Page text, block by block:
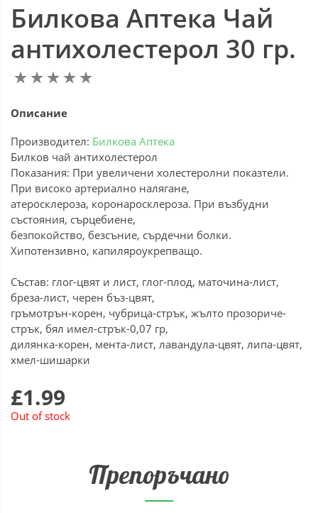
Билкова Аптека Чай
антихолестерол 30 гр.
Описание
Производител: Билкова Аптека
Билков чай антихолестерол
Показания: При увеличени холестеролни показтели.
При високо артериално налягане,
атеросклероза, коронаросклероза. При възбудни
състояния, сърцебиене,
безпокойство, безсъние, сърдечни болки.
Хипотензивно, капиляроукрепващо.
Състав: глог-цвят и лист, глог-плод, маточина-лист,
бреза-лист, черен бъз-цвят,
гръмотрън-корен, чубрица-стрък, жълто прозориче-
стрък, бял имел-стрък-0,07 гр,
дилянка-корен, мента-лист, лавандула-цвят, липа-цвят,
хмел-шишарки
£1.99
Out of stock
Препоръчано